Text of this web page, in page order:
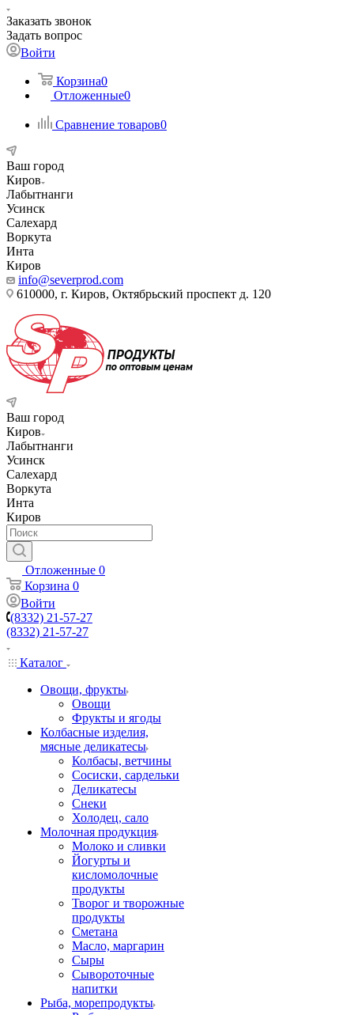
Заказать звонок
Задать вопрос
Войти
Корзина0
Отложенные0
Сравнение товаров0
Ваш город
Киров
Лабытнанги
Усинск
Салехард
Воркута
Инта
Киров
info@severprod.com
610000, г. Киров, Октябрьский проспект д. 120
Ваш город
Киров
Лабытнанги
Усинск
Салехард
Воркута
Инта
Киров
Отложенные 0
Корзина 0
Войти
(8332) 21-57-27
(8332) 21-57-27
Каталог
Овощи, фрукты
Овощи
Фрукты и ягоды
Колбасные изделия,
мясные деликатесы
Колбасы, ветчины
Сосиски, сардельки
Деликатесы
Снеки
Холодец, сало
Молочная продукция
Молоко и сливки
Йогурты и
кисломолочные
продукты
Творог и творожные
продукты
Сметана
Масло, маргарин
Сыры
Сывороточные
напитки
Рыба, морепродукты